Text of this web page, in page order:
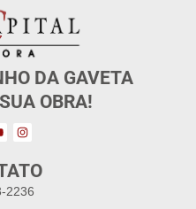
DA GAVETA
OBRA!
2236